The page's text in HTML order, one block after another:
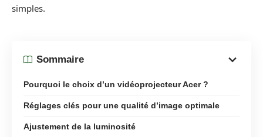
simples.
Sommaire
Pourquoi le choix d’un vidéoprojecteur Acer ?
Réglages clés pour une qualité d’image optimale
Ajustement de la luminosité